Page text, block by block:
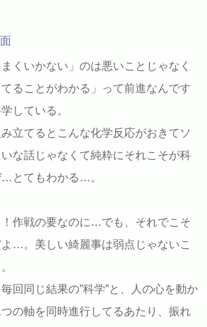
くいかない」のは悪いことじゃなく
ることがわかる」って前進なんです
している。
立てるとこんな化学反応がおきてソ
な話じゃなくて純粋にそれこそが科
とてもわかる…。
作戦の要なのに…でも、それでこそ
…。美しい綺麗事は弱点じゃないこ
回同じ結果の”科学”と、人の心を動か
の軸を同時進行してるあたり、振れ